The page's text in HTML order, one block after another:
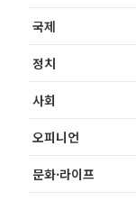
국제
정치
사회
오피니언
문화·라이프